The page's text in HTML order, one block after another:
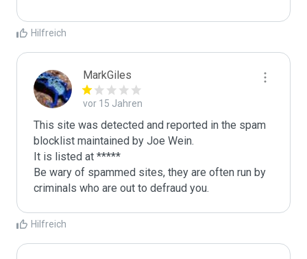
Hilfreich
MarkGiles
vor 15 Jahren
This site was detected and reported in the spam
blocklist maintained by Joe Wein.
It is listed at *****
Be wary of spammed sites, they are often run by
criminals who are out to defraud you.
Hilfreich